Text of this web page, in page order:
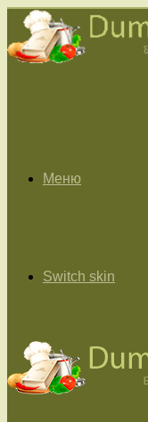
Меню
Switch skin